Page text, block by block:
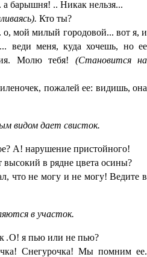
барышня! .. Никак нельзя...
Кто ты?
о, мой милый городовой... вот я, и
веди меня, куда хочешь, но ее
Молю тебя! (Становится на
пожалей ее: видишь, она
видом дает свисток.
А! нарушение пристойного!
высокий в рядне цвета осины?
что не могу и не могу! Ведите в
в участок.
О! я пью или не пью?
Снегурочка! Мы помним ее.